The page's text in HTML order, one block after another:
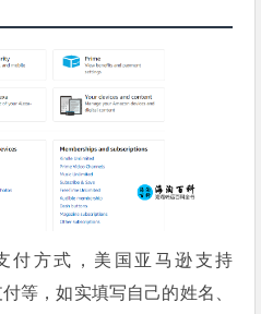
付方式，美国亚马逊支持
等，如实填写自己的姓名、